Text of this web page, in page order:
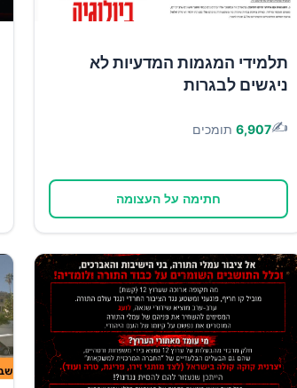
תלמידי המגמות המדעיות לא
ניגשים לבגרות
✍️
6,907 תומכים
חתימה על העצומה